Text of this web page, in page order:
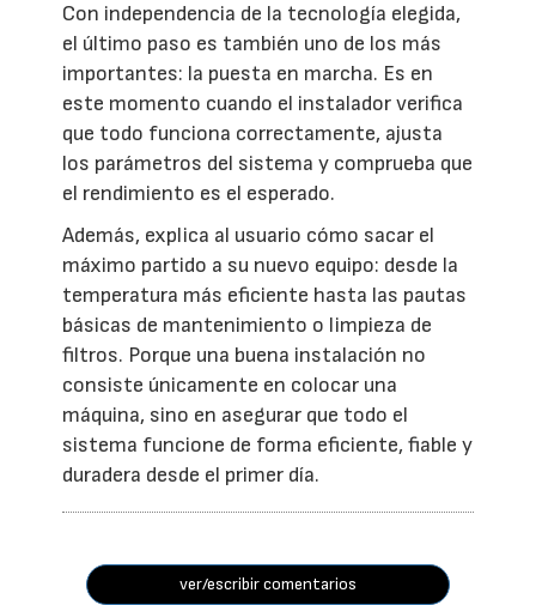
Con independencia de la tecnología elegida,
el último paso es también uno de los más
importantes: la puesta en marcha. Es en
este momento cuando el instalador verifica
que todo funciona correctamente, ajusta
los parámetros del sistema y comprueba que
el rendimiento es el esperado.
Además, explica al usuario cómo sacar el
máximo partido a su nuevo equipo: desde la
temperatura más eficiente hasta las pautas
básicas de mantenimiento o limpieza de
filtros. Porque una buena instalación no
consiste únicamente en colocar una
máquina, sino en asegurar que todo el
sistema funcione de forma eficiente, fiable y
duradera desde el primer día.
ver/escribir comentarios